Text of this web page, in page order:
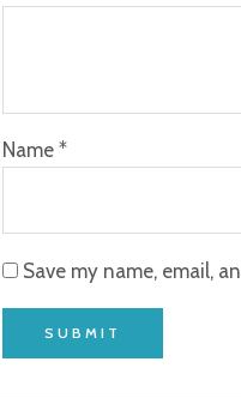
Name *
Save my name, email,